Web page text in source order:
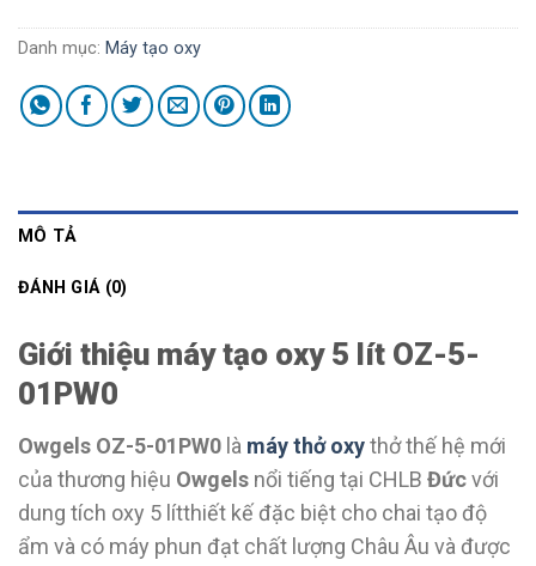
Danh mục: Máy tạo oxy
MÔ TẢ
ĐÁNH GIÁ (0)
Giới thiệu máy tạo oxy 5 lít OZ-5-
01PW0
Owgels OZ-5-01PW0 là máy thở oxythở thế hệ mới
của thương hiệu Owgels nổi tiếng tại CHLB Đứcvới
dung tích oxy 5 lítthiết kế đặc biệt cho chai tạo độ
ẩm và có máy phun đạt chất lượng Châu Âu và được